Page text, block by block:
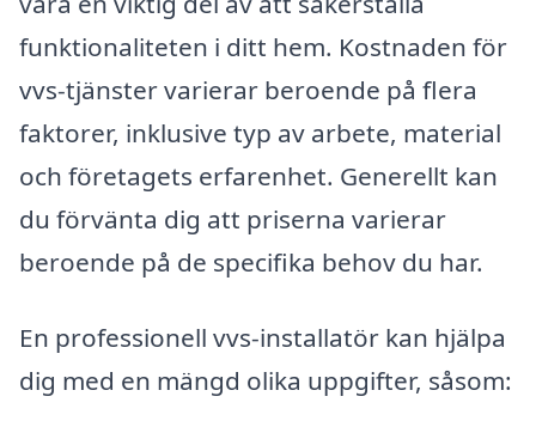
funktionaliteten i ditt hem. Kostnaden för
vvs-tjänster varierar beroende på flera
faktorer, inklusive typ av arbete, material
och företagets erfarenhet. Generellt kan
du förvänta dig att priserna varierar
beroende på de specifika behov du har.
En professionell vvs-installatör kan hjälpa
dig med en mängd olika uppgifter, såsom: